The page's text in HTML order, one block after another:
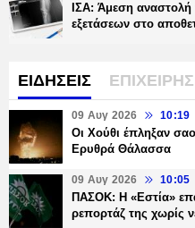
ΙΣΑ: Άμεση
εξετάσεων στο
ΕΙΔΗΣΕΙΣ
09 Αυγ 2026 10:19
Οι Χούθι έπληξαν
Ερυθρά Θάλασσα
09 Αυγ 2026 10:05
ΠΑΣΟΚ: Η «Εστία»
ρεπορτάζ της χωρίς